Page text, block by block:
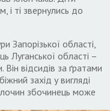
і ті звернулись до
Запорізької області,
Луганської області –
відсидів за ґратами
захід у вигляді
збочинець може